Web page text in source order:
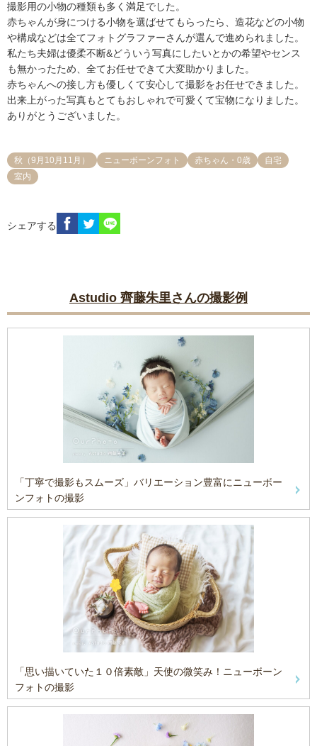
撮影用の小物の種類も多く満足でした。
赤ちゃんが身につける小物を選ばせてもらったら、造花などの小物
や構成などは全てフォトグラファーさんが選んで進められました。
私たち夫婦は優柔不断&どういう写真にしたいとかの希望やセンス
も無かったため、全てお任せできて大変助かりました。
赤ちゃんへの接し方も優しくて安心して撮影をお任せできました。
出来上がった写真もとてもおしゃれで可愛くて宝物になりました。
ありがとうございました。
秋（9月10月11月） ニューボーンフォト 赤ちゃん・0歳
自宅
室内
シェアする
Astudio 齊藤朱里さんの撮影例
「丁寧で撮影もスムーズ」バリエーション豊富にニューボー
ンフォトの撮影
「思い描いていた１０倍素敵」天使の微笑み！ニューボーン
フォトの撮影